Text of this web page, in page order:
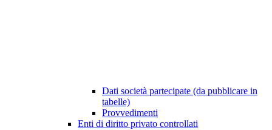
Dati società partecipate (da pubblicare in
tabelle)
Provvedimenti
Enti di diritto privato controllati